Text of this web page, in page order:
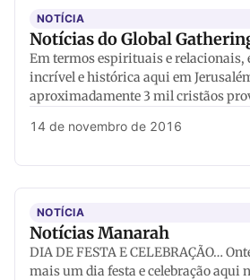
NOTÍCIA
Notícias do Global
Em termos espirituais e relacionais,
incrível e histórica aqui em
aproximadamente 3 mil cristãos
14 de novembro de 2016
NOTÍCIA
Notícias Manarah
DIA DE FESTA E CELEBRAÇÃO…
mais um dia festa e celebração aqui